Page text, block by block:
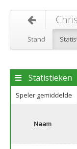
Stand
Statistieken
Speler gemiddelde
Naam